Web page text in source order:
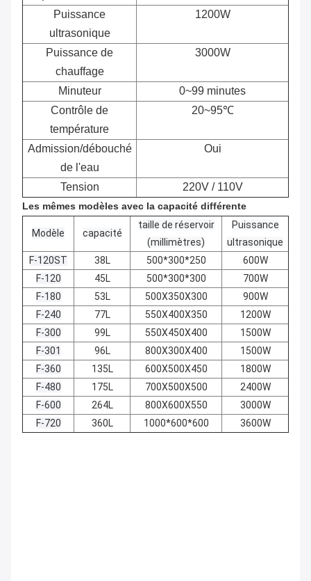
Puissance
ultrasonique
1200W
Puissance de
chauffage
3000W
Minuteur
0~99 minutes
Contrôle de
température
20~95℃
Admission/débouché
de l'eau
Oui
Tension 220V / 110V
Les mêmes modèles avec la capacité différente
Modèle capacité
taille de réservoir
(millimètres)
Puissance
ultrasonique
F-120ST
38L 500*300*250
600W
F-120
45L 500*300*300
700W
F-180
53L 500X350X300
900W
F-240
77L 550X400X350
1200W
F-300
99L 550X450X400
1500W
F-301
96L 800X300X400
1500W
F-360
135L 600X500X450
1800W
F-480
175L 700X500X500
2400W
F-600
264L 800X600X550
3000W
F-720
360L 1000*600*600 3600W